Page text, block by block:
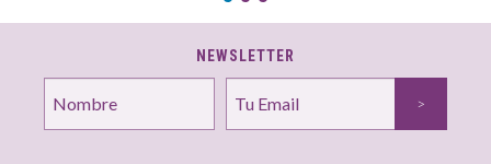
NEWSLETTER